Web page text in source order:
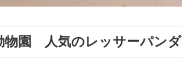
物園 人気のレッサーパンダ